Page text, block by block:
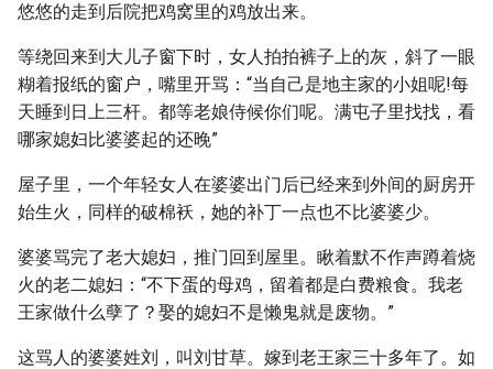
悠悠的走到后院把鸡窝里的鸡放出来。
等绕回来到大儿子窗下时，女人拍拍裤子上的灰，斜了一眼
糊着报纸的窗户，嘴里开骂：“当自己是地主家的小姐呢!每
天睡到日上三杆。都等老娘侍候你们呢。满屯子里找找，看
哪家媳妇比婆婆起的还晚”
屋子里，一个年轻女人在婆婆出门后已经来到外间的厨房开
始生火，同样的破棉袄，她的补丁一点也不比婆婆少。
婆婆骂完了老大媳妇，推门回到屋里。瞅着默不作声蹲着烧
火的老二媳妇：“不下蛋的母鸡，留着都是白费粮食。我老
王家做什么孽了？娶的媳妇不是懒鬼就是废物。”
这骂人的婆婆姓刘，叫刘甘草。嫁到老王家三十多年了。如